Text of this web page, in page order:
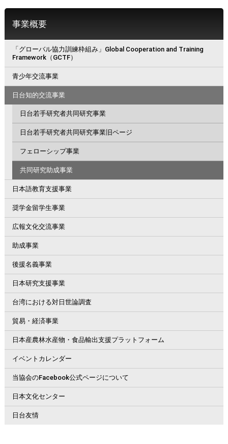
事業概要
「グローバル協力訓練枠組み」Global Cooperation and Training
Framework（GCTF）
青少年交流事業
日台知的交流事業
日台若手研究者共同研究事業
日台若手研究者共同研究事業旧ページ
フェローシップ事業
共同研究助成事業
日本語教育支援事業
奨学金留学生事業
広報文化交流事業
助成事業
後援名義事業
日本研究支援事業
台湾における対日世論調査
貿易・経済事業
日本産農林水産物・食品輸出支援プラットフォーム
イベントカレンダー
当協会のFacebook公式ページについて
日本文化センター
日台友情